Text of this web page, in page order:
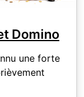
Domino
une forte